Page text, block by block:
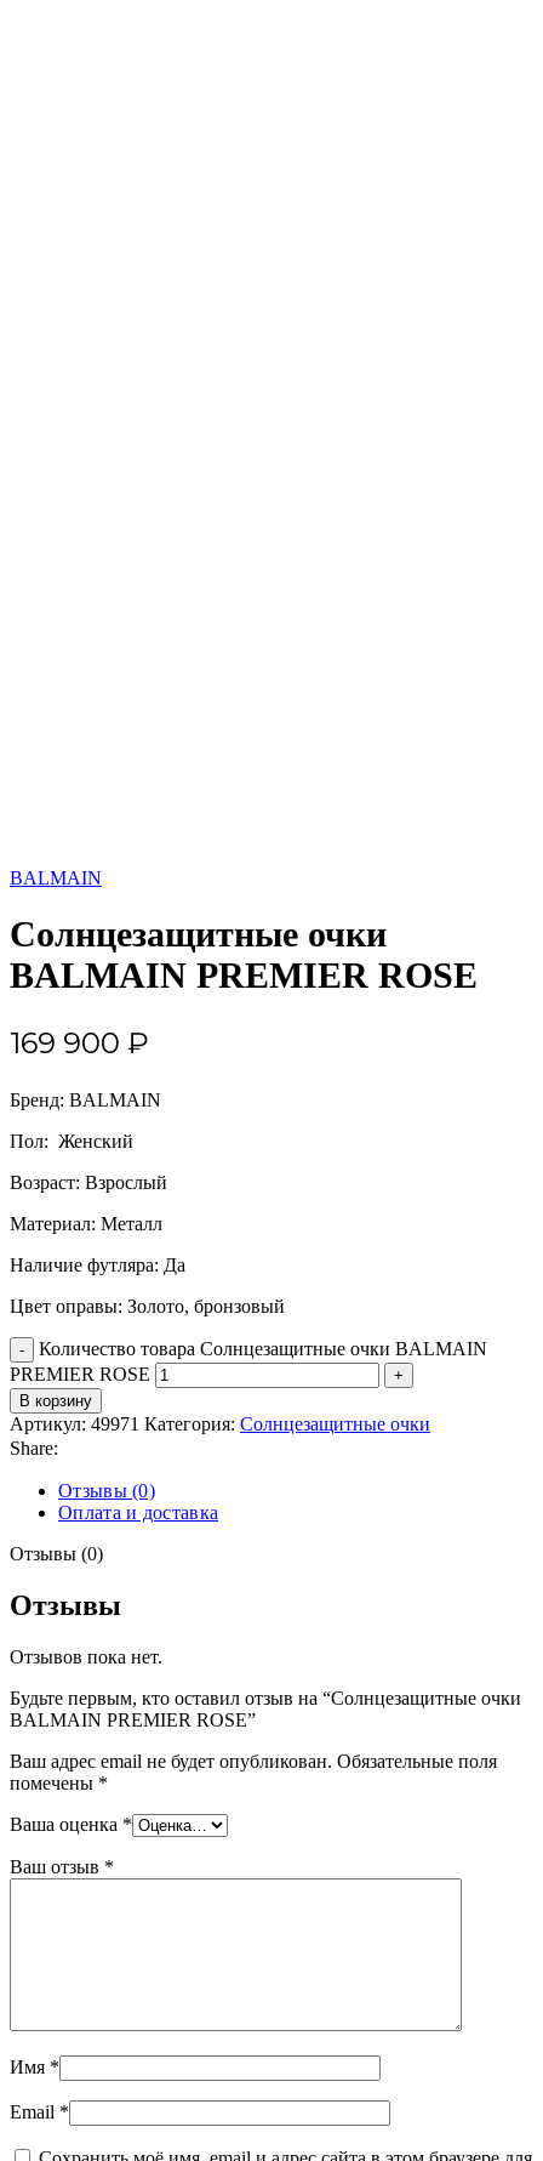
BALMAIN
Солнцезащитные очки
BALMAIN PREMIER ROSE
169 900 ₽
Бренд: BALMAIN
Пол: Женский
Возраст: Взрослый
Материал: Металл
Наличие футляра: Да
Цвет оправы: Золото, бронзовый
Количество товара Солнцезащитные очки BALMAIN
PREMIER ROSE
В корзину
Артикул: 49971 Категория: Солнцезащитные очки
Share:
Отзывы (0)
Оплата и доставка
Отзывы (0)
Отзывы
Отзывов пока нет.
Будьте первым, кто оставил отзыв на “Солнцезащитные очки
BALMAIN PREMIER ROSE”
Ваш адрес email не будет опубликован. Обязательные поля
помечены *
Ваша оценка *
Ваш отзыв *
Имя *
Email *